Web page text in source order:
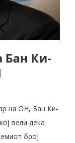
Бан Ки-
на ОН, Бан Ки-
вели дека
број